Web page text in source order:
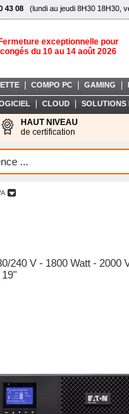
43 08 (lundi au jeudi 8H30 18H30,
Fermeture exceptionnelle pour
congés du 10 au 14 août 2026
COMPO PC GAMING
CLOUD SOLUTIONS
HAUT NIVEAU
de certification
240 V - 1800 Watt - 2000